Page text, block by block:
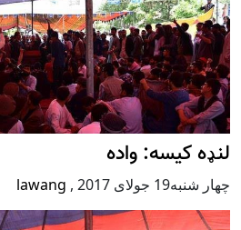
لنډه کیسه: واده
چهار شنبه19 جولای 2017 ,
lawang